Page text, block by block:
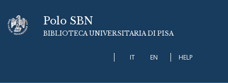
Polo SBN
BIBLIOTECA UNIVERSITARIA DI PISA
IT EN HELP